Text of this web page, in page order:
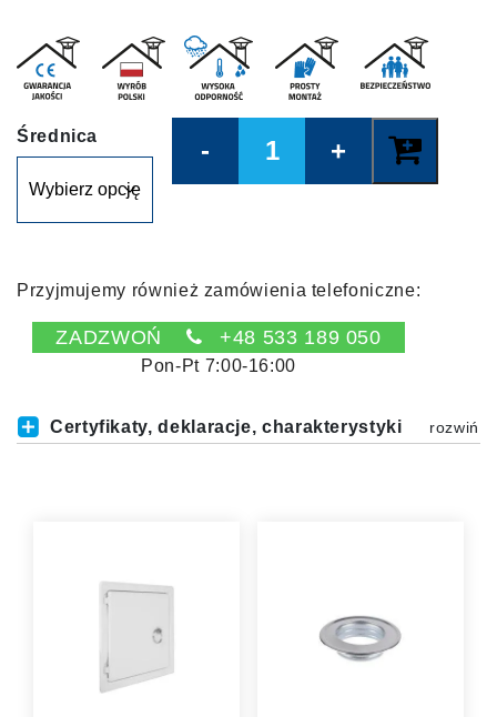
Średnica
Przyjmujemy również zamówienia telefoniczne:
ZADZWOŃ +48 533 189 050
Pon-Pt 7:00-16:00
Certyfikaty, deklaracje, charakterystyki